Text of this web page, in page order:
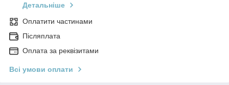
Детальніше
Оплатити частинами
Післяплата
Оплата за реквізитами
Всі умови оплати